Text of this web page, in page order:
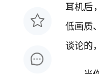
耳机后
低画质
谈论的